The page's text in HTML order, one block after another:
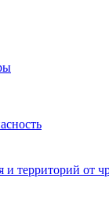
территорий от